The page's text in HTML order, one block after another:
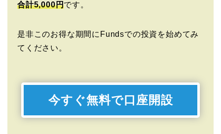
合計5,000円です。
是非このお得な期間にFundsでの投資を始めてみ
てください。
今すぐ無料で口座開設